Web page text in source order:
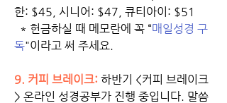
한: $45, 시니어: $47, 큐티아이: $51
  * 헌금하실 때 메모란에 꼭 “
매일성경 구
독"이라고 써 주세요.
9. 커피 브레이크: 하반기 <커피 브레이크
> 온라인 성경공부가 진행 중입니다. 말씀